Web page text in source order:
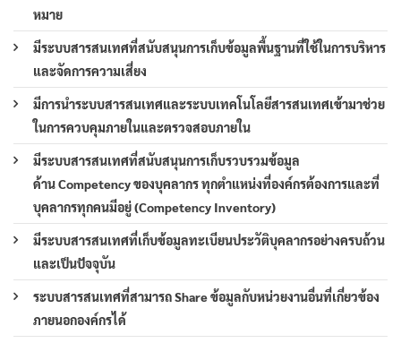
หมาย
มีระบบสารสนเทศที่สนับสนุนการเก็บข้อมูลพื้นฐานที่ใช้ในการบริหาร
และจัดการความเสี่ยง
มีการนำระบบสารสนเทศและระบบเทคโนโลยีสารสนเทศเข้ามาช่วย
ในการควบคุมภายในและตรวจสอบภายใน
มีระบบสารสนเทศที่สนับสนุนการเก็บรวบรวมข้อมูล
ด้าน Competency ของบุคลากร ทุกตำแหน่งที่องค์กรต้องการและที่
บุคลากรทุกคนมีอยู่ (Competency Inventory)
มีระบบสารสนเทศที่เก็บข้อมูลทะเบียนประวัติบุคลากรอย่างครบถ้วน
และเป็นปัจจุบัน
ระบบสารสนเทศที่สามารถ Share ข้อมูลกับหน่วยงานอื่นที่เกี่ยวข้อง
ภายนอกองค์กรได้